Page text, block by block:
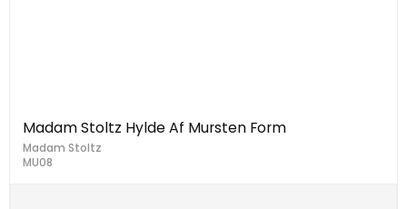
Madam Stoltz Hylde Af Mursten Form
Madam Stoltz
MU08